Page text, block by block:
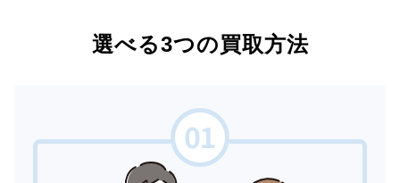
選べる3つの買取方法